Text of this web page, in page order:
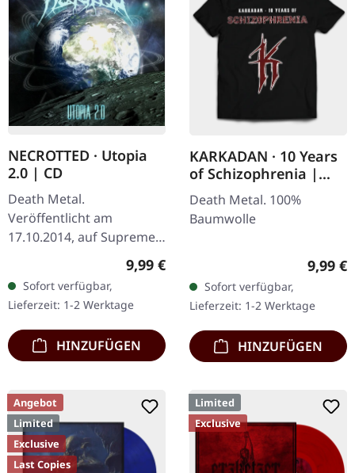
NECROTTED · Utopia
2.0 | CD
Death Metal.
Veröffentlicht am
17.10.2014, auf Supreme
Chaos Records. CD im
Jewelcase. Das neueste
Album von NECROTTED
bietet mal wieder nur
das…
Regulärer Preis:
9,99 €
Sofort verfügbar,
Lieferzeit: 1-2 Werktage
HINZUFÜGEN
KARKADAN · 10 Years
of Schizophrenia |
LONGSLEEVE
Death Metal. 100%
Baumwolle
9,99 €
Sofort verfügbar,
Lieferzeit: 1-2 Werktage
HINZUFÜGEN
Angebot
Limited
Exclusive
Last Copies
Limited
Exclusive